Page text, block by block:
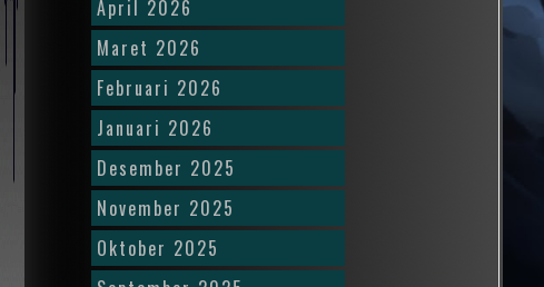
April 2026
Maret 2026
Februari 2026
Januari 2026
Desember 2025
November 2025
Oktober 2025